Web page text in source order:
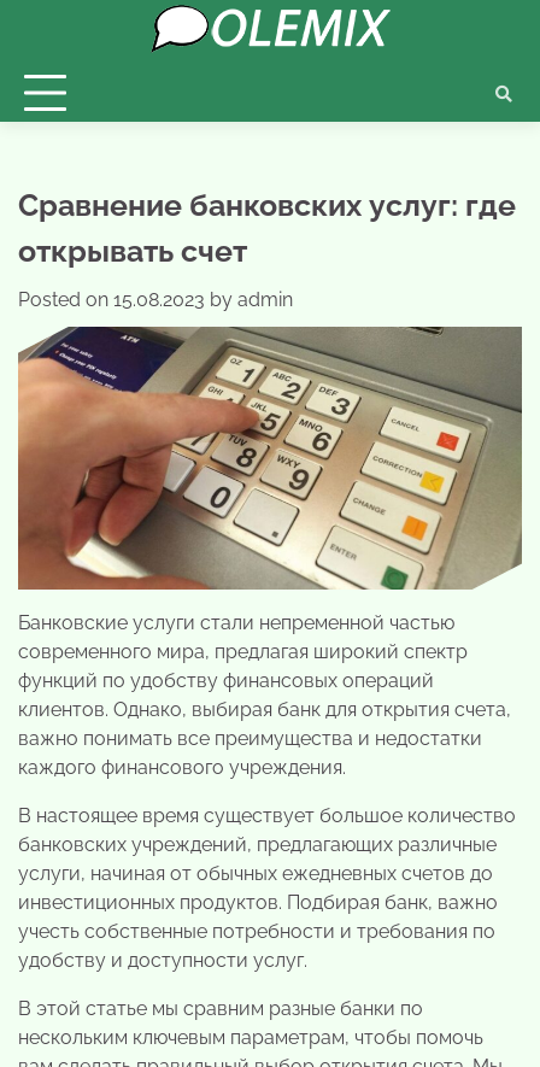
content
Сравнение банковских услуг: где
открывать счет
Posted on 15.08.2023 by admin
Банковские услуги стали непременной частью
современного мира, предлагая широкий спектр
функций по удобству финансовых операций
клиентов. Однако, выбирая банк для открытия счета,
важно понимать все преимущества и недостатки
каждого финансового учреждения.
В настоящее время существует большое количество
банковских учреждений, предлагающих различные
услуги, начиная от обычных ежедневных счетов до
инвестиционных продуктов. Подбирая банк, важно
учесть собственные потребности и требования по
удобству и доступности услуг.
В этой статье мы сравним разные банки по
нескольким ключевым параметрам, чтобы помочь